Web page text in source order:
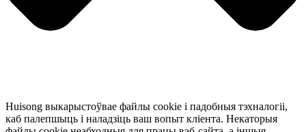
Huisong выкарыстоўвае файлы cookie і падобныя тэхналогіі,
каб палепшыць і наладзіць ваш вопыт кліента. Некаторыя